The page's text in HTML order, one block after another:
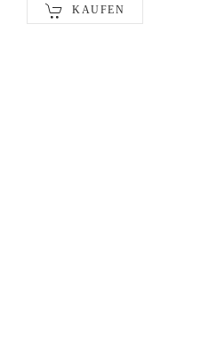
KAUFEN